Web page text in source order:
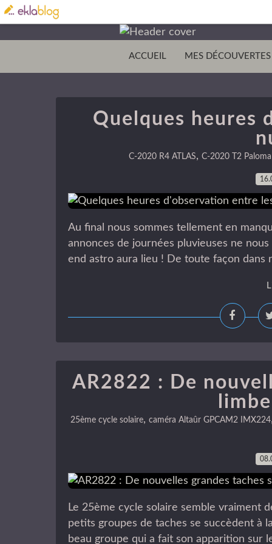
ACCUEIL MES DÉCOUVERTES
Quelques heures
C-2020 R4 ATLAS, C-2020 T2
Au final nous sommes tellement en
annonces de journées pluvieuses ne
end astro aura lieu ! De toute façon dans
AR2822 : De
25ème cycle solaire, caméra Altaûr GPCAM2 IMX224
Le 25ème cycle solaire semble vraiment
petits groupes de taches se succèdent à
beau groupe qui a fait son apparition sur